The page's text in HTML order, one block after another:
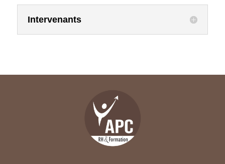
Intervenants